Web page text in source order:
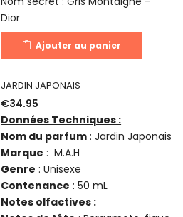
Dior
Ajouter au panier
JARDIN JAPONAIS
€34.95
Données Techniques :
Nom du parfum : Jardin Japonais
Marque : M.A.H
Genre : Unisexe
Contenance : 50 mL
Notes olfactives :